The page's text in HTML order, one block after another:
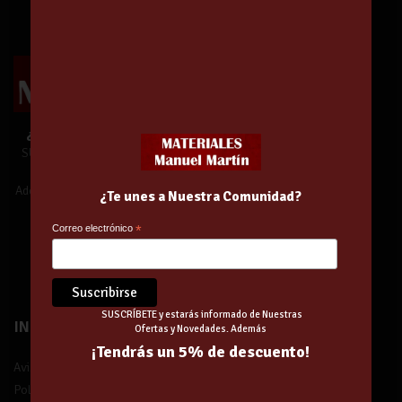
¿Te unes a Nuestra Comunidad?
SUSCRÍBETE y estarás informado de
Nuestras Ofertas y Novedades.
Además,
¡tendrás un 5% de descuento!
¡Suscríbete!
INFORMACIÓN
Aviso legal
Política de privacidad
¿Te unes a Nuestra Comunidad?
Correo electrónico*
SUSCRÍBETE y estarás informado de Nuestras
Ofertas y Novedades. Además
¡Tendrás un 5% de descuento!